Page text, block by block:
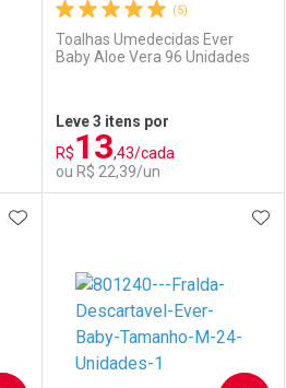
Comprar sem Desconto
Por R$ 44,37/cada
Comprar sem Desconto
Por R$ 44,37/cada
(5)
Toalhas Umedecidas Ever
Baby Aloe Vera 96 Unidades
Leve 3 itens por
R$13,43/cada
ou R$ 22,39/un
Laboratório
Por Menos
ADICIONAR AOS FAVORITOS